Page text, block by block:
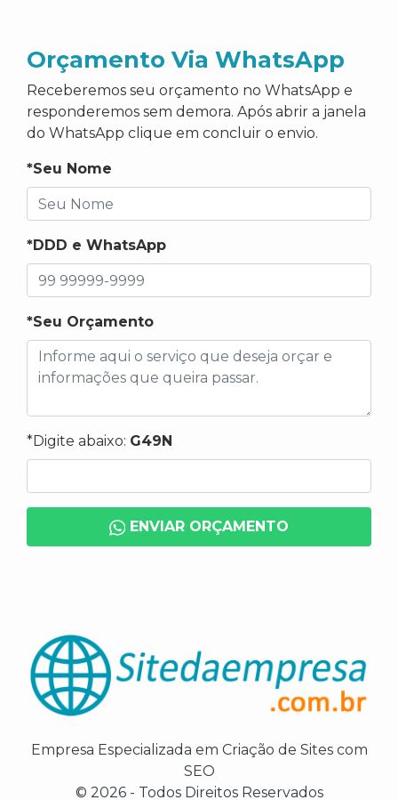
Orçamento Via WhatsApp
Receberemos seu orçamento no WhatsApp e
responderemos sem demora. Após abrir a janela
do WhatsApp clique em concluir o envio.
*Seu Nome
*DDD e WhatsApp
*Seu Orçamento
*Digite abaixo: G49N
ENVIAR ORÇAMENTO
Empresa Especializada em Criação de Sites com
SEO
© 2026 - Todos Direitos Reservados